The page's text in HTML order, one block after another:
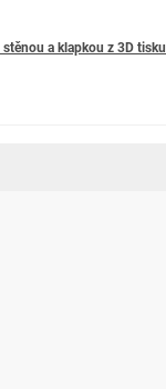
a klapkou z 3D tisku |